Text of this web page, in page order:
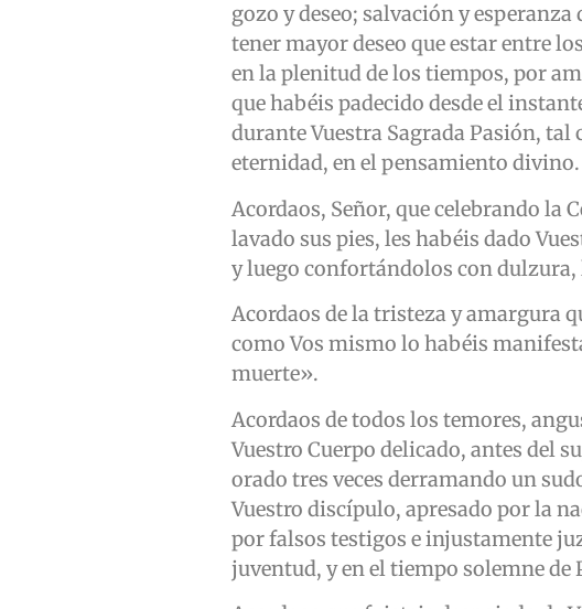
gozo y deseo; salvación y
tener mayor deseo que estar entre
en la plenitud de los tiempos, por
que habéis padecido desde el
durante Vuestra Sagrada Pasión, tal
eternidad, en el pensamiento divino.
Acordaos, Señor, que celebrando la
lavado sus pies, les habéis dado
y luego confortándolos con
Acordaos de la tristeza y amargura
como Vos mismo lo habéis
muerte».
Acordaos de todos los temores,
Vuestro Cuerpo delicado, antes del
orado tres veces derramando un
Vuestro discípulo, apresado por la
por falsos testigos e injustamente
juventud, y en el tiempo solemne de